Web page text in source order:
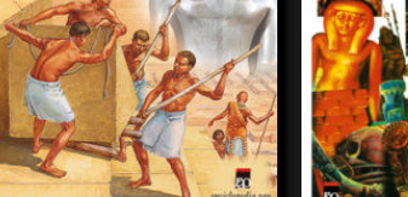
Ce sunt hieroglifele şi cine le-a descifrat? Ce
fel de popor erau vechiiegipteni? De unde
ştim cum trăiau egiptenii? Ce este o
mastaba? Auexistat piramide şi în
Hans Reichardt
Cum s-au
ajunge pe
comorile pe
comorile din